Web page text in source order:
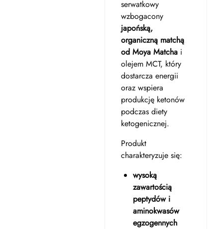
serwatkowy
wzbogacony
japońską,
organiczną matchą
od Moya Matchai
olejem MCT, który
dostarcza energii
oraz wspiera
produkcję ketonów
podczas diety
ketogenicznej.
Produkt
charakteryzuje się:
wysoką
zawartością
peptydów i
aminokwasów
egzogennych